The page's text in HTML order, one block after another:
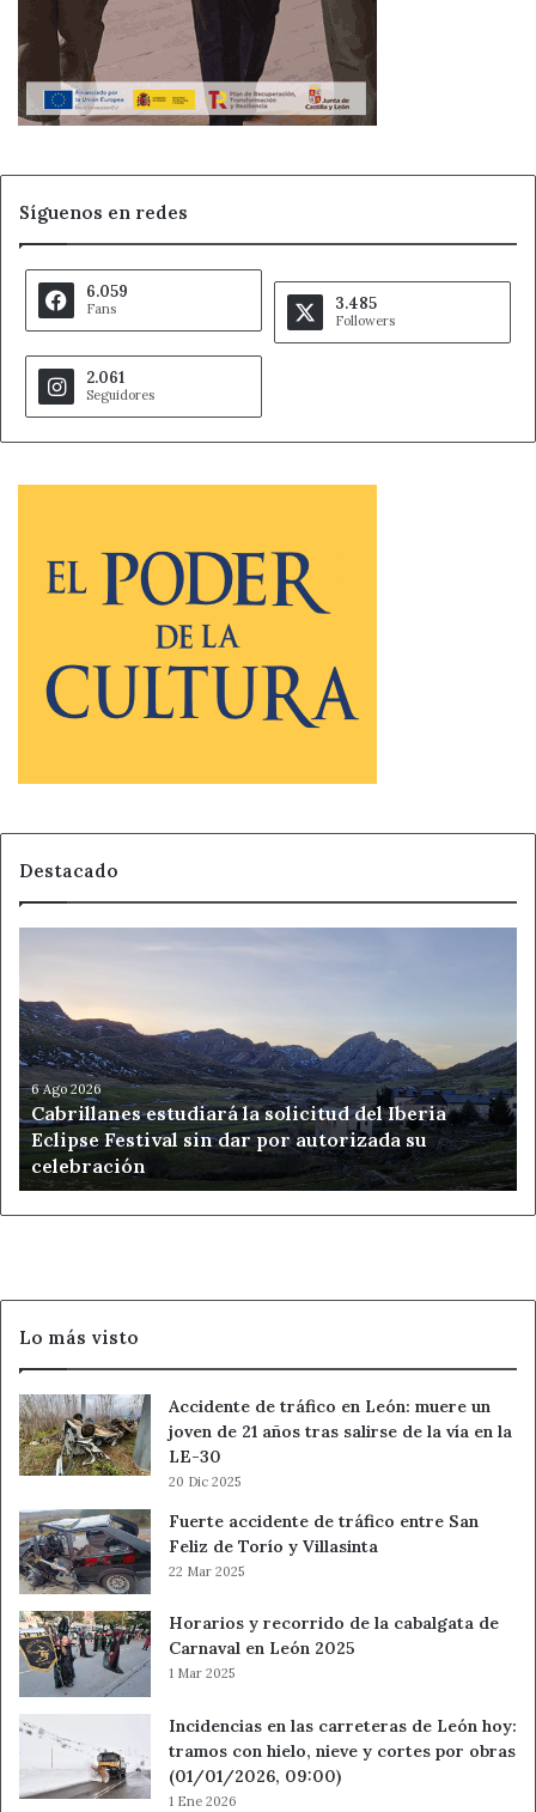
Síguenos en redes
6.059
Fans 3.485
Followers
2.061
Seguidores
Destacado
solicitud
del
Iberia
Eclipse
Festival
sin
dar
por
autorizada
6 Ago 2026
Cabrillanes estudiará la solicitud del Iberia
Eclipse Festival sin dar por autorizada su
celebración
Lo más visto
Accidente de tráfico en León: muere un
joven de 21 años tras salirse de la vía en la
LE-30
20 Dic 2025
Fuerte accidente de tráfico entre San
Feliz de Torío y Villasinta
22 Mar 2025
Horarios y recorrido de la cabalgata de
Carnaval en León 2025
1 Mar 2025
Incidencias en las carreteras de León hoy:
tramos con hielo, nieve y cortes por obras
(01/01/2026, 09:00)
1 Ene 2026